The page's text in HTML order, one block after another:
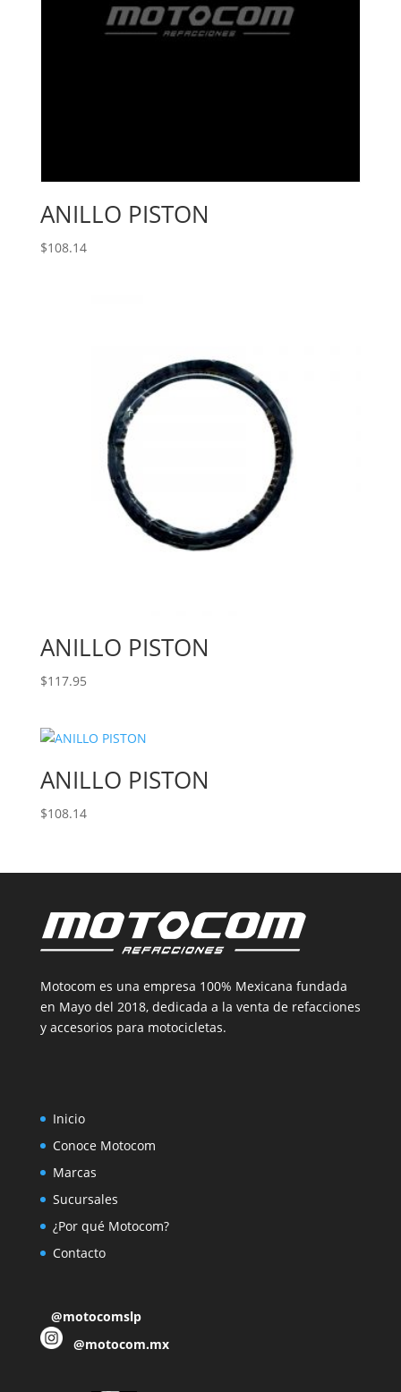
ANILLO PISTON
$108.14
ANILLO PISTON
$117.95
ANILLO PISTON
$108.14
Motocom es una empresa 100% Mexicana fundada
en Mayo del 2018, dedicada a la venta de refacciones
y accesorios para motocicletas.
Inicio
Conoce Motocom
Marcas
Sucursales
¿Por qué Motocom?
Contacto
@motocomslp
@motocom.mx